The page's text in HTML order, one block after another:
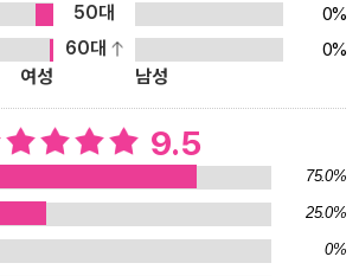
50대
0%
60대
0%
여성
남성
9.5
75.0%
25.0%
0%